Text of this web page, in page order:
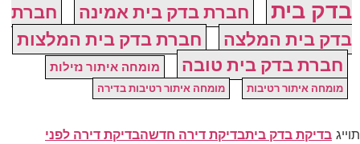
בדק בית
חברת בדק בית אמינה
חברת
בדק בית המלצה
חברת בדק בית המלצות
חברת בדק בית טובה
מומחה איתור נזילות
מומחה איתור רטיבות מומחה איתור רטיבות בדירה
תוייג בדיקת בדק ביתבדיקת דירה חדשהבדיקת דירה לפני